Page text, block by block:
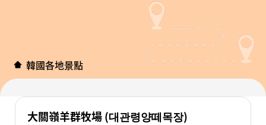
韓國各地景點
大關嶺羊群牧場 (대관령양떼목장)